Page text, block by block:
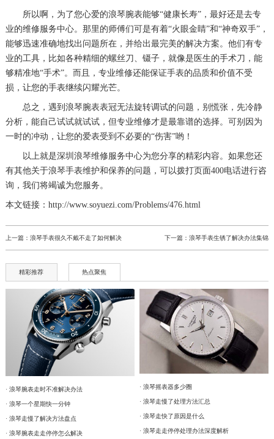
所以啊，为了您心爱的浪琴腕表能够“健康长寿”，最好还是去专
业的维修服务中心。那里的师傅们可是有着“火眼金睛”和“神奇双手”，
能够迅速准确地找出问题所在，并给出最完美的解决方案。他们有专
业的工具，比如各种精细的螺丝刀、镊子，就像是医生的手术刀，能
够精准地“手术”。而且，专业维修还能保证手表的品质和价值不受
损，让您的手表继续闪耀光芒。
总之，遇到浪琴腕表表冠无法旋转调试的问题，别慌张，先冷静
分析，能自己试试就试试，但专业维修才是最靠谱的选择。可别因为
一时的冲动，让您的爱表受到不必要的“伤害”哟！
以上就是深圳浪琴维修服务中心为您分享的精彩内容。如果您还
有其他关于浪琴手表维护和保养的问题，可以拨打页面400电话进行咨
询，我们将竭诚为您服务。
本文链接：http://www.soyuezi.com/Problems/476.html
上一篇： 浪琴手表很久不戴不走了如何解决 下一篇：浪琴手表生锈了解决办法集锦
精彩推荐 热点聚焦
· 浪琴腕表走时不准解决办法
· 浪琴一个星期快一分钟
· 浪琴走慢了解决方法盘点
· 浪琴腕表走走停停怎么解决
· 浪琴摇表器多少圈
· 浪琴走慢了处理方法汇总
· 浪琴走快了原因是什么
· 浪琴走走停停处理办法深度解析